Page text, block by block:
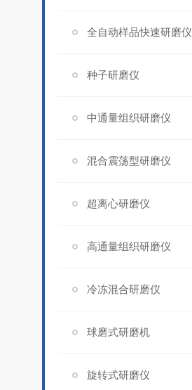
全自动样品快速研磨仪
种子研磨仪
中通量组织研磨仪
混合震荡型研磨仪
超离心研磨仪
高通量组织研磨仪
冷冻混合研磨仪
球磨式研磨机
旋转式研磨仪